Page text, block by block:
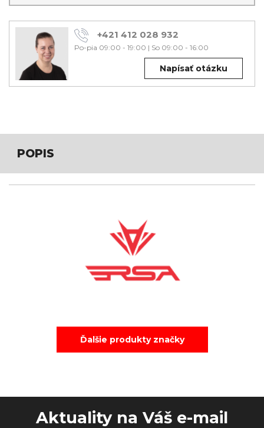
+421 412 028 932
Po-pia 09:00 - 19:00 | So 09:00 - 16:00
Napísať otázku
POPIS
Ďalšie produkty značky
Aktuality na Váš e-mail